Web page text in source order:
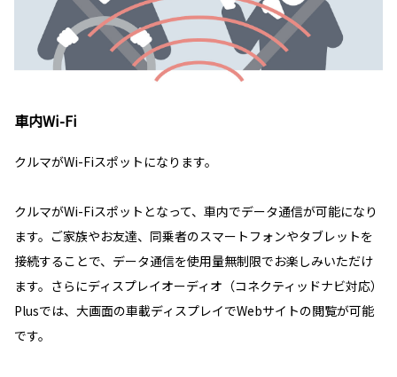
車内Wi-Fi
クルマがWi-Fiスポットになります。
クルマがWi-Fiスポットとなって、車内でデータ通信が可能になり
ます。ご家族やお友達、同乗者のスマートフォンやタブレットを
接続することで、データ通信を使用量無制限でお楽しみいただけ
ます。さらにディスプレイオーディオ（コネクティッドナビ対応）
Plusでは、大画面の車載ディスプレイでWebサイトの閲覧が可能
です。